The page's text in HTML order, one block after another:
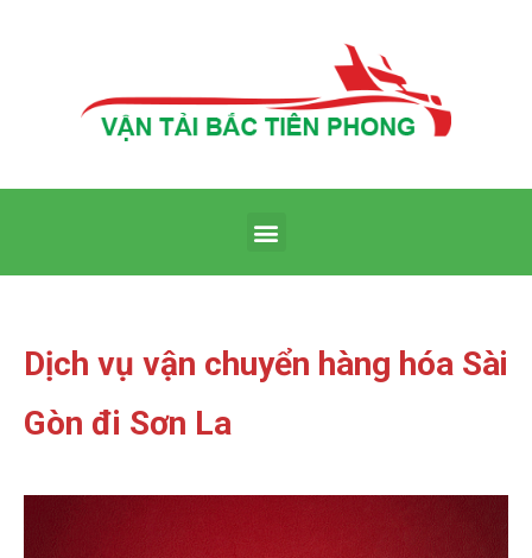
Dịch vụ vận chuyển hàng hóa Sài
Gòn đi Sơn La